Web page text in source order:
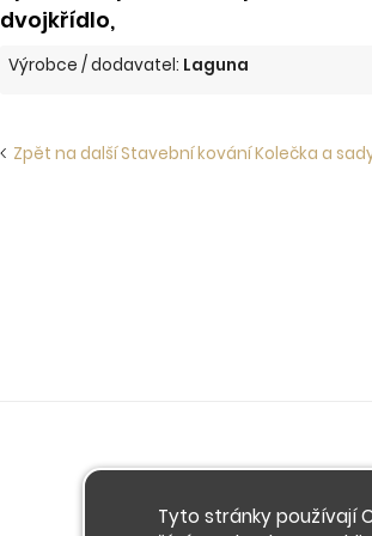
dvojkřídlo,
Výrobce / dodavatel: Laguna
Zpět na další Stavební kování Kolečka a
Tyto stránky používají